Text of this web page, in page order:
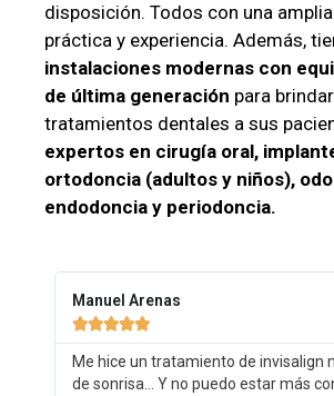
disposición. Todos con una
práctica y experiencia. Además,
instalaciones modernas con
de última generación para
tratamientos dentales a sus
expertos en cirugía oral,
ortodoncia (adultos y niños),
endodoncia y periodoncia.
Manuel Arenas

Me hice un tratamiento de invisalign
de sonrisa... Y no puedo estar más